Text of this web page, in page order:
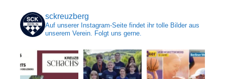
sckreuzberg
Auf unserer Instagram-Seite findet ihr tolle Bilder aus
unserem Verein. Folgt uns gerne.